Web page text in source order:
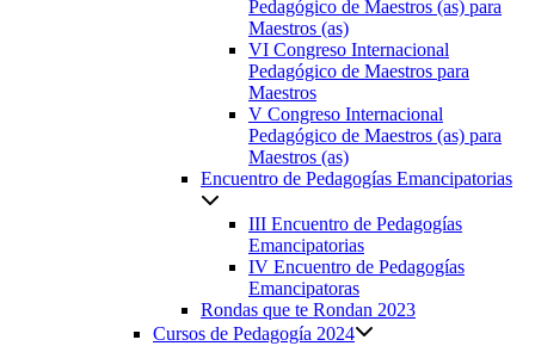
Pedagógico de Maestros (as) para
Maestros (as)
VI Congreso Internacional
Pedagógico de Maestros para
Maestros
V Congreso Internacional
Pedagógico de Maestros (as) para
Maestros (as)
Encuentro de Pedagogías Emancipatorias
III Encuentro de Pedagogías
Emancipatorias
IV Encuentro de Pedagogías
Emancipatoras
Rondas que te Rondan 2023
Cursos de Pedagogía 2024